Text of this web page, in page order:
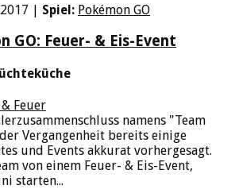
| Spiel: Pokémon GO
GO: Feuer- & Eis-Event
namens "Team
Vergangenheit bereits einige
und Events akkurat vorhergesagt.
von einem Feuer- & Eis-Event,
starten...